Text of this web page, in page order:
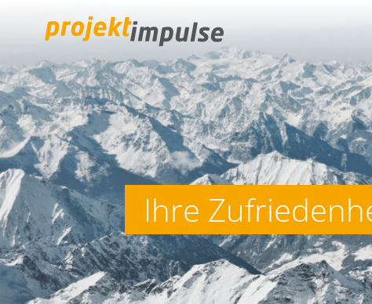
projektimpulse GmbH
Ihre